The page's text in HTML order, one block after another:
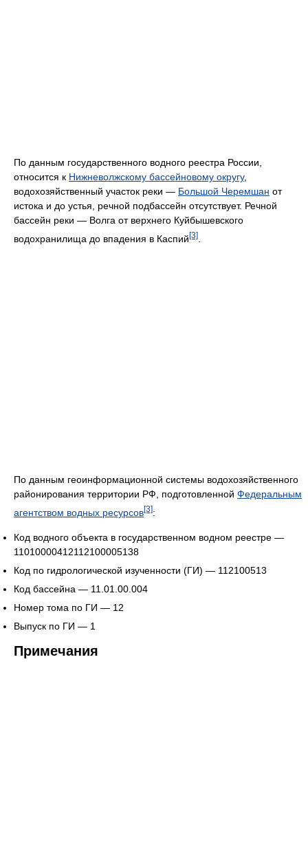
По данным государственного водного реестра России,
относится к Нижневолжскому бассейновому округу,
водохозяйственный участок реки — Большой Черемшан от
истока и до устья, речной подбассейн отсутствует. Речной
бассейн реки — Волга от верхнего Куйбышевского
водохранилища до впадения в Каспий[3]
По данным геоинформационной системы водохозяйственного
районирования территории РФ, подготовленной Федеральным
агентством водных ресурсов[3]:
Код водного объекта в государственном водном реестре —
11010000412112100005138
Код по гидрологической изученности (ГИ) — 112100513
Код бассейна — 11.01.00.004
Номер тома по ГИ — 12
Выпуск по ГИ — 1
Примечания